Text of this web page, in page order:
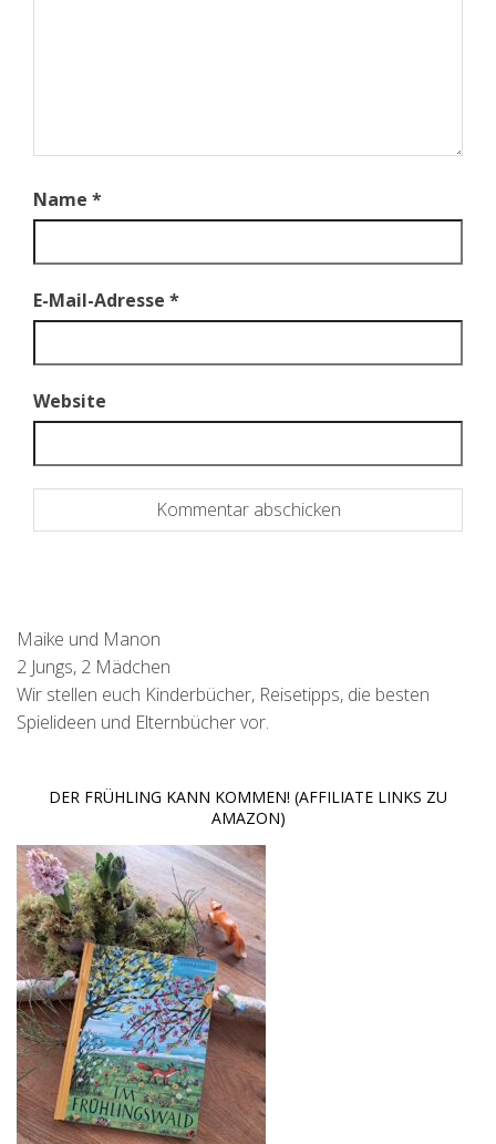
Name *
E-Mail-Adresse *
Website
Maike und Manon
2 Jungs, 2 Mädchen
Wir stellen euch Kinderbücher, Reisetipps, die besten
Spielideen und Elternbücher vor.
DER FRÜHLING KANN KOMMEN! (AFFILIATE LINKS ZU
AMAZON)